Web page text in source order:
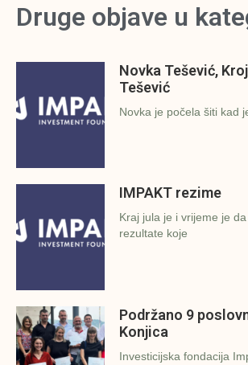
Druge objave u
Novka Tešević,
Tešević
Novka je počela šiti kad
IMPAKT rezime
Kraj jula je i vrijeme je
rezultate koje
Podržano 9
Konjica
Investicijska fondacija